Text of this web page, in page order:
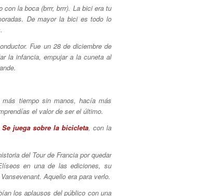
la boca (brrr, brrr). La bici era tu
De mayor la bici es todo lo
Fue un 28 de diciembre de
la infancia, empujar a la cuneta al
tiempo sin manos, hacía más
el valor de ser el último.
Se juega sobre la bicicleta, con la
del Tour de Francia por quedar
en una de las ediciones, su
Aquello era para verlo.
los aplausos del público con una